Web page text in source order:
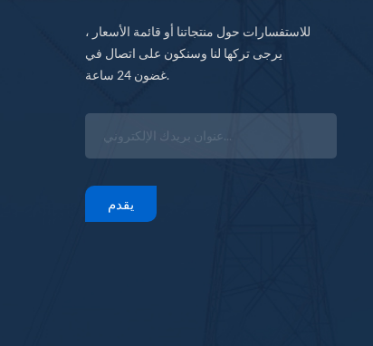
للاستفسارات حول منتجاتنا أو قائمة الأسعار ،
يرجى تركها لنا وسنكون على اتصال في
غضون 24 ساعة.
يقدم